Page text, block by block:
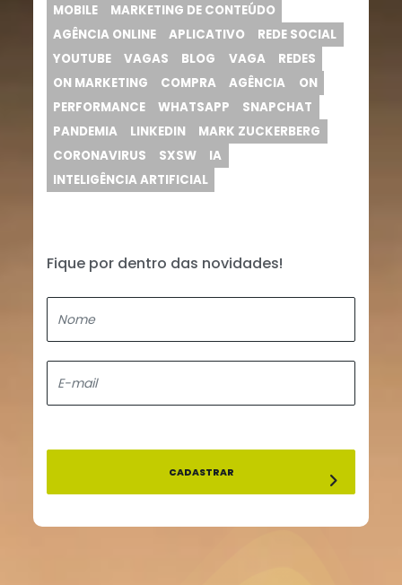
MOBILE
MARKETING DE CONTEÚDO
AGÊNCIA ONLINE
APLICATIVO
REDE SOCIAL
YOUTUBE
VAGAS BLOG VAGA
REDES
ON MARKETING
COMPRA AGÊNCIA
ON
PERFORMANCE
WHATSAPP
SNAPCHAT
PANDEMIA
LINKEDIN
MARK ZUCKERBERG
CORONAVIRUS
SXSW
IA
INTELIGÊNCIA ARTIFICIAL
Fique por dentro das novidades!